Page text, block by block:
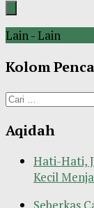
Lain - Lain
Kolom
Cari
Aqidah
Hati-Hati,
Kecil